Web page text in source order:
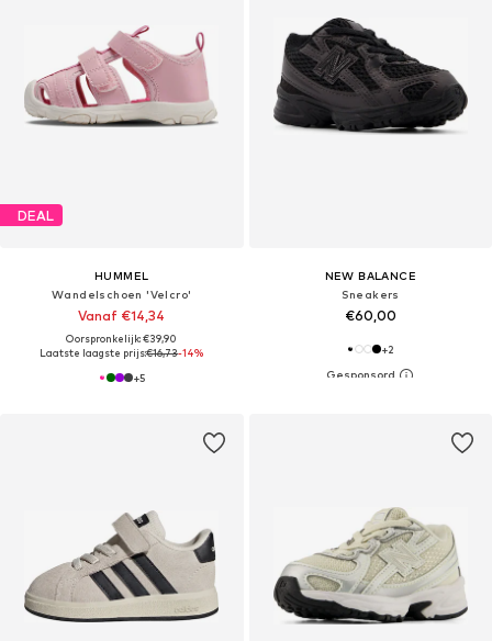
DEAL
HUMMEL
Wandelschoen 'Velcro'
Vanaf €14,34
Oorspronkelijk: €39,90
Laatste laagste prijs:€16,73-14%
+5
NEW BALANCE
Sneakers
€60,00
+2